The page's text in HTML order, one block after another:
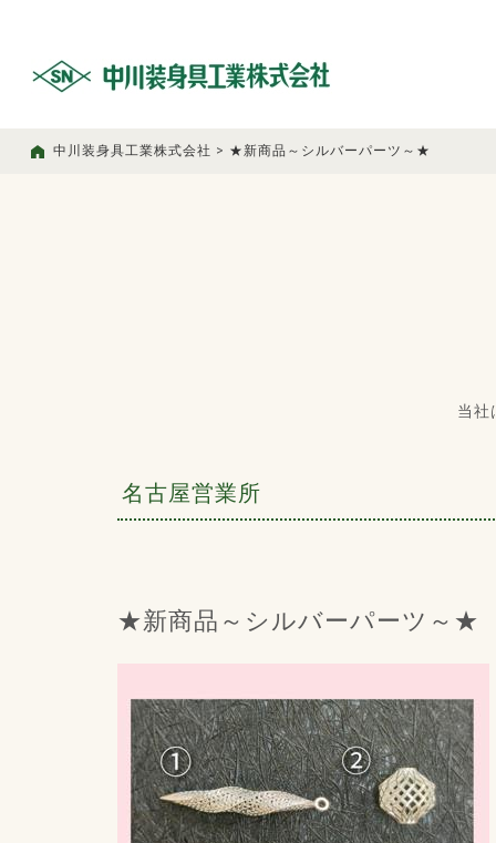
中川装身具工業株式会社 > ★新商品～シルバーパーツ～★
当社
名古屋営業所
★新商品～シルバーパーツ～★